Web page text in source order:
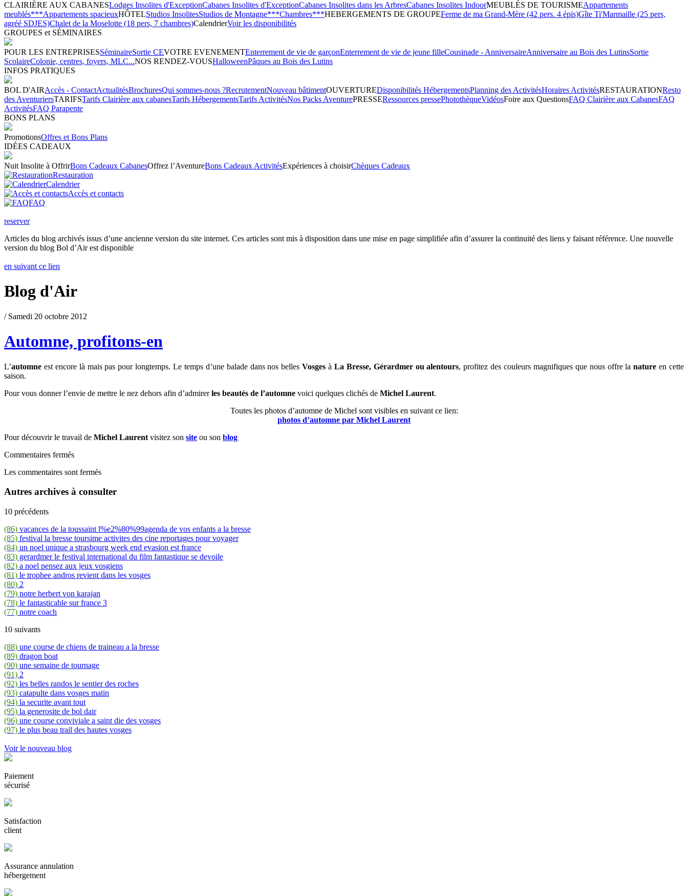
CLAIRIÈRE AUX CABANESLodges Insolites d'ExceptionCabanes Insolites d'ExceptionCabanes Insolites dans les ArbresCabanes Insolites IndoorMEUBLÉS DE TOURISMEAppartements
meublés***Appartements spacieuxHÔTELStudios InsolitesStudios de Montagne***Chambres***HEBERGEMENTS DE GROUPEFerme de ma Grand-Mère (42 pers. 4 épis)Gîte Ti'Marmaille (25 pers,
agréé SDJES)Chalet de la Moselotte (18 pers, 7 chambres)CalendrierVoir les disponibilités
GROUPES et SÉMINAIRES
POUR LES ENTREPRISESSéminaireSortie CEVOTRE EVENEMENTEnterrement de vie de garçonEnterrement de vie de jeune filleCousinade - AnniversaireAnniversaire au Bois des LutinsSortie
ScolaireColonie, centres, foyers, MLC...NOS RENDEZ-VOUSHalloweenPâques au Bois des Lutins
INFOS PRATIQUES
BOL D'AIRAccès - ContactActualitésBrochuresQui sommes-nous ?RecrutementNouveau bâtimentOUVERTUREDisponibilités HébergementsPlanning des ActivitésHoraires ActivitésRESTAURATIONResto
des AventuriersTARIFSTarifs Clairière aux cabanesTarifs HébergementsTarifs ActivitésNos Packs AventurePRESSERessources pressePhotothèqueVidéosFoire aux QuestionsFAQ Clairière aux CabanesFAQ
ActivitésFAQ Parapente
BONS PLANS
PromotionsOffres et Bons Plans
IDÉES CADEAUX
Nuit Insolite à OffrirBons Cadeaux CabanesOffrez l’AventureBons Cadeaux ActivitésExpériences à choisirChèques Cadeaux
Restauration
Calendrier
Accès et contacts
FAQ
reserver
Articles du blog archivés issus d’une ancienne version du site internet. Ces articles sont mis à disposition dans une mise en page simplifiée afin d’assurer la continuité des liens y faisant référence. Une nouvelle
version du blog Bol d’Air est disponible
en suivant ce lien
Blog d'Air
/ Samedi 20 octobre 2012
Automne, profitons-en
L’automne est encore là mais pas pour longtemps. Le temps d’une balade dans nos bellesVosges à La Bresse, Gérardmer ou alentours, profitez des couleurs magnifiques que nous offre lanatureen cette
saison.
Pour vous donner l’envie de mettre le nez dehors afin d’admirerles beautés de l’automne voici quelques clichés de Michel Laurent.
Toutes les photos d’automne de Michel sont visibles en suivant ce lien:
photos d’automne par Michel Laurent
Pour découvrir le travail de Michel Laurent visitez son site ou son blog
Commentaires fermés
Les commentaires sont fermés
Autres archives à consulter
10 précédents
(86) vacances de la toussaint l%e2%80%99agenda de vos enfants a la bresse
(85) festival la bresse toursime activites des cine reportages pour voyager
(84) un noel unique a strasbourg week end evasion est france
(83) gerardmer le festival international du film fantastique se devoile
(82) a noel pensez aux jeux vosgiens
(81) le trophee andros revient dans les vosges
(80) 2
(79) notre herbert von karajan
(78) le fantasticable sur france 3
(77) notre coach
10 suivants
(88) une course de chiens de traineau a la bresse
(89) dragon boat
(90) une semaine de tournage
(91) 2
(92) les belles randos le sentier des roches
(93) catapulte dans vosges matin
(94) la securite avant tout
(95) la generosite de bol dair
(96) une course conviviale a saint die des vosges
(97) le plus beau trail des hautes vosges
Voir le nouveau blog
Paiement
sécurisé
Satisfaction
client
Assurance annulation
hébergement